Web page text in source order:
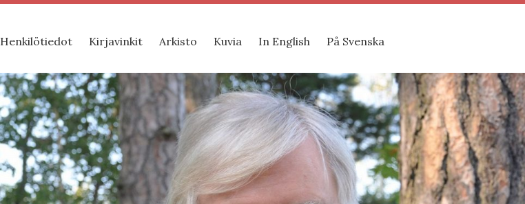
Henkilötiedot Kirjavinkit Arkisto Kuvia In English På Svenska